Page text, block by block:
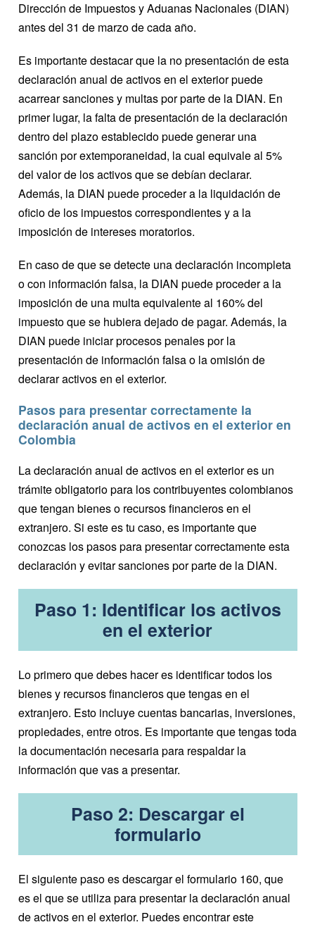
Dirección de Impuestos y Aduanas Nacionales (DIAN)
antes del 31 de marzo de cada año.
Es importante destacar que la no presentación de esta
declaración anual de activos en el exterior puede
acarrear sanciones y multas por parte de la DIAN. En
primer lugar, la falta de presentación de la declaración
dentro del plazo establecido puede generar una
sanción por extemporaneidad, la cual equivale al 5%
del valor de los activos que se debían declarar.
Además, la DIAN puede proceder a la liquidación de
oficio de los impuestos correspondientes y a la
imposición de intereses moratorios.
En caso de que se detecte una declaración incompleta
o con información falsa, la DIAN puede proceder a la
imposición de una multa equivalente al 160% del
impuesto que se hubiera dejado de pagar. Además, la
DIAN puede iniciar procesos penales por la
presentación de información falsa o la omisión de
declarar activos en el exterior.
Pasos para presentar correctamente la
declaración anual de activos en el exterior en
Colombia
La declaración anual de activos en el exterior es un
trámite obligatorio para los contribuyentes colombianos
que tengan bienes o recursos financieros en el
extranjero. Si este es tu caso, es importante que
conozcas los pasos para presentar correctamente esta
declaración y evitar sanciones por parte de la DIAN.
Paso 1: Identificar los activos
en el exterior
Lo primero que debes hacer es identificar todos los
bienes y recursos financieros que tengas en el
extranjero. Esto incluye cuentas bancarias, inversiones,
propiedades, entre otros. Es importante que tengas toda
la documentación necesaria para respaldar la
información que vas a presentar.
Paso 2: Descargar el
formulario
El siguiente paso es descargar el formulario 160, que
es el que se utiliza para presentar la declaración anual
de activos en el exterior. Puedes encontrar este